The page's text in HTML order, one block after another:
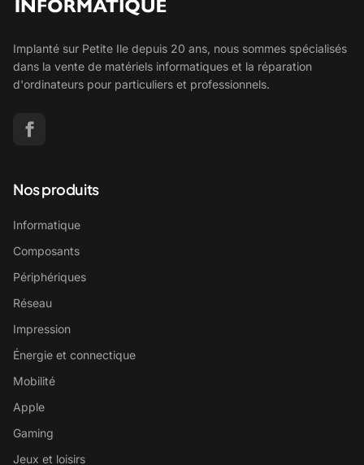
Implanté sur Petite Ile depuis 20 ans, nous sommes spécialisés
dans la vente de matériels informatiques et la réparation
d'ordinateurs pour particuliers et professionnels.
Nos produits
Informatique
Composants
Périphériques
Réseau
Impression
Énergie et connectique
Mobilité
Apple
Gaming
Jeux et loisirs